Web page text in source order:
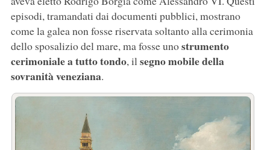
episodi, tramandati dai documenti pubblici, mostrano
come la galea non fosse riservata soltanto alla cerimonia
dello sposalizio del mare, ma fosse unostrumento
cerimoniale a tutto tondo, ilsegno mobile della
sovranità veneziana.